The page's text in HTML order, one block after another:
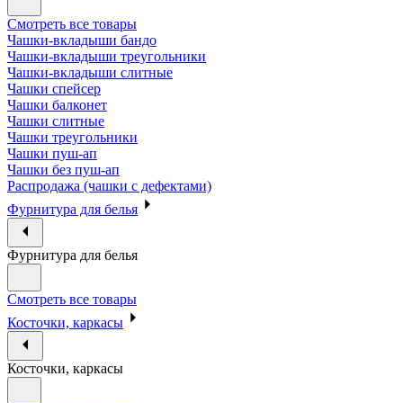
Смотреть все товары
Чашки-вкладыши бандо
Чашки-вкладыши треугольники
Чашки-вкладыши слитные
Чашки спейсер
Чашки балконет
Чашки слитные
Чашки треугольники
Чашки пуш-ап
Чашки без пуш-ап
Распродажа (чашки с дефектами)
Фурнитура для белья
Фурнитура для белья
Смотреть все товары
Косточки, каркасы
Косточки, каркасы